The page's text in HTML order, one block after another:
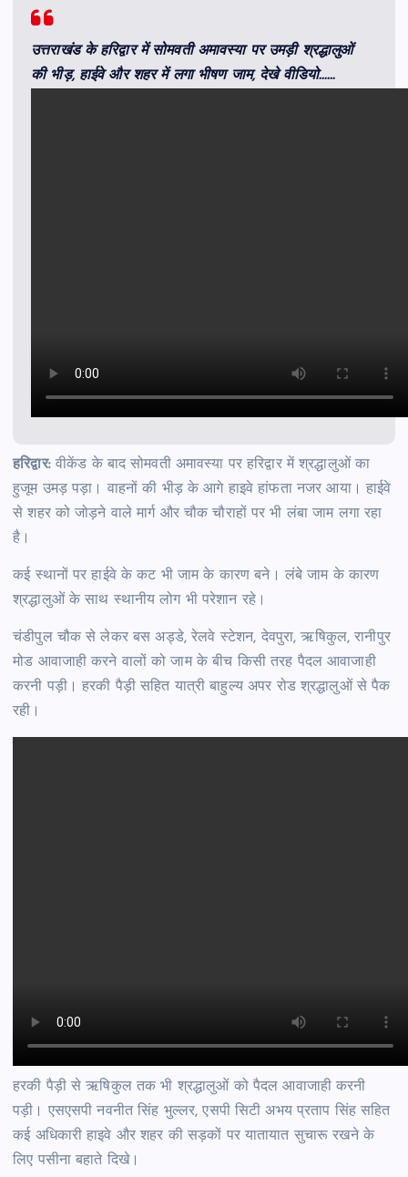
उत्तराखंड के हरिद्वार में सोमवती अमावस्या पर उमड़ी श्रद्धालुओं
की भीड़, हाईवे और शहर में लगा भीषण जाम, देखे वीडियो……
हरिद्वार:वीकेंड के बाद सोमवती अमावस्या पर हरिद्वार में श्रद्धालुओं का
हुजूम उमड़ पड़ा। वाहनों की भीड़ के आगे हाइवे हांफता नजर आया। हाईवे
से शहर को जोड़ने वाले मार्ग और चौक चौराहों पर भी लंबा जाम लगा रहा
है।
कई स्थानों पर हाईवे के कट भी जाम के कारण बने। लंबे जाम के कारण
श्रद्धालुओं के साथ स्थानीय लोग भी परेशान रहे।
चंडीपुल चौक से लेकर बस अड्डे, रेलवे स्टेशन, देवपुरा, ऋषिकुल, रानीपुर
मोड आवाजाही करने वालों को जाम के बीच किसी तरह पैदल आवाजाही
करनी पड़ी। हरकी पैड़ी सहित यात्री बाहुल्य अपर रोड श्रद्धालुओं से पैक
रही।
हरकी पैड़ी से ऋषिकुल तक भी श्रद्धालुओं को पैदल आवाजाही करनी
पड़ी। एसएसपी नवनीत सिंह भुल्लर, एसपी सिटी अभय प्रताप सिंह सहित
कई अधिकारी हाइवे और शहर की सड़कों पर यातायात सुचारू रखने के
लिए पसीना बहाते दिखे।